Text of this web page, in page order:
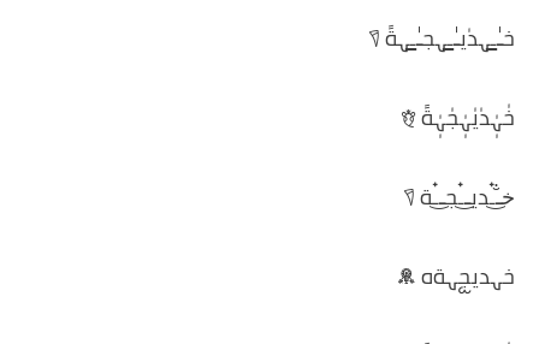
خـٰ̲ـہدٰيـٰ̲ـہجـٰ̲ـہةً 𖠛
خٰہٰٖدٰيٰہٰٖجٰہٰٖةً 𖠖
خ̐ـ๋͜‏ـديـ๋͜‏ـجـ๋͜‏ـة 𖠛
خہديᩬجہةه 𖠨